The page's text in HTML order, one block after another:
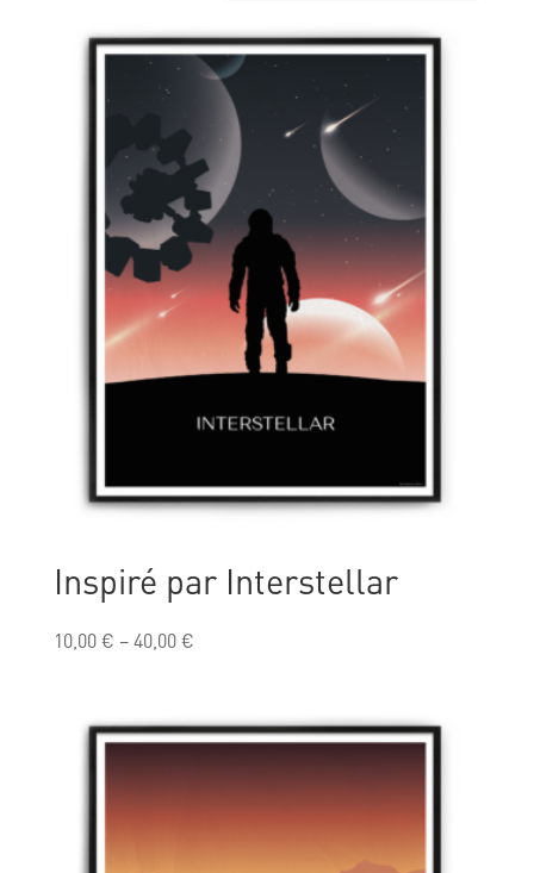
Inspiré par Interstellar
10,00€ –40,00€